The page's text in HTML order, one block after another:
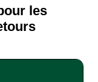
les